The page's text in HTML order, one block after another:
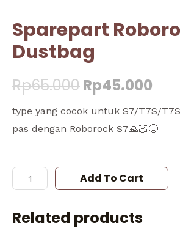
Sparepart
Dustbag
Rp65.000Rp45.000
type yang cocok untuk S7/T7S/
pas dengan Roborock S7🙏🏻😊
Add To Cart
Related products